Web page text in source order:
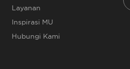
Layanan
Inspirasi MU
Hubungi Kami